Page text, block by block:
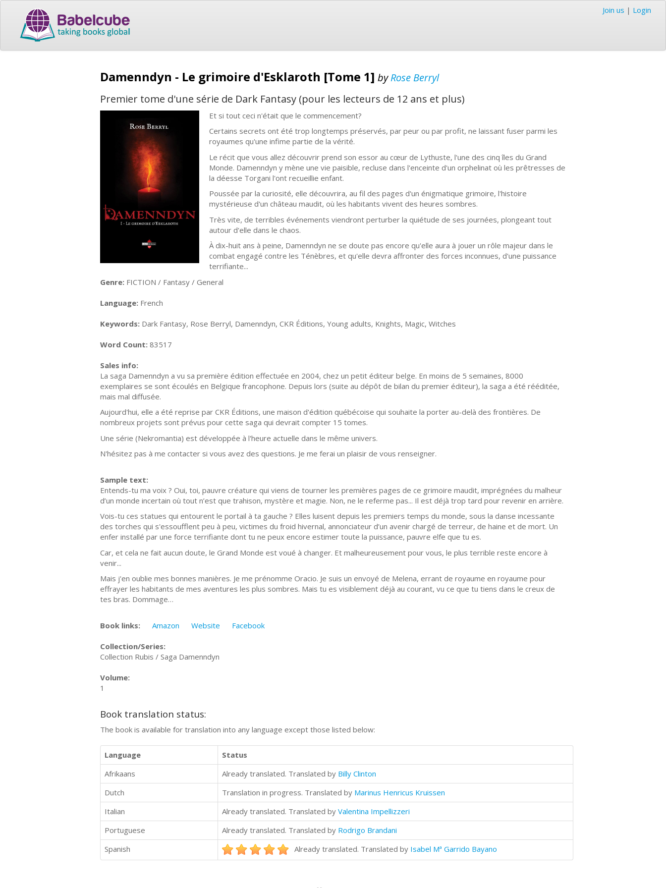
Join us | Login
Damenndyn - Le grimoire d'Esklaroth [Tome 1] byRose Berryl
Premier tome d'une série de Dark Fantasy (pour les lecteurs de 12 ans et plus)
Et si tout ceci n'était que le commencement?
Certains secrets ont été trop longtemps préservés, par peur ou par profit, ne laissant fuser parmi les
royaumes qu'une infime partie de la vérité.
Le récit que vous allez découvrir prend son essor au cœur de Lythuste, l'une des cinq îles du Grand
Monde. Damenndyn y mène une vie paisible, recluse dans l'enceinte d'un orphelinat où les prêtresses de
la déesse Torgani l'ont recueillie enfant.
Poussée par la curiosité, elle découvrira, au fil des pages d'un énigmatique grimoire, l'histoire
mystérieuse d'un château maudit, où les habitants vivent des heures sombres.
Très vite, de terribles événements viendront perturber la quiétude de ses journées, plongeant tout
autour d'elle dans le chaos.
À dix-huit ans à peine, Damenndyn ne se doute pas encore qu'elle aura à jouer un rôle majeur dans le
combat engagé contre les Ténèbres, et qu'elle devra affronter des forces inconnues, d'une puissance
terrifiante...
Genre: FICTION / Fantasy / General
Language: French
Keywords: Dark Fantasy, Rose Berryl, Damenndyn, CKR Éditions, Young adults, Knights, Magic, Witches
Word Count: 83517
Sales info:
La saga Damenndyn a vu sa première édition effectuée en 2004, chez un petit éditeur belge. En moins de 5 semaines, 8000
exemplaires se sont écoulés en Belgique francophone. Depuis lors (suite au dépôt de bilan du premier éditeur), la saga a été rééditée,
mais mal diffusée.
Aujourd'hui, elle a été reprise par CKR Éditions, une maison d'édition québécoise qui souhaite la porter au-delà des frontières. De
nombreux projets sont prévus pour cette saga qui devrait compter 15 tomes.
Une série (Nekromantia) est développée à l'heure actuelle dans le même univers.
N'hésitez pas à me contacter si vous avez des questions. Je me ferai un plaisir de vous renseigner.
Sample text:
Entends-tu ma voix ? Oui, toi, pauvre créature qui viens de tourner les premières pages de ce grimoire maudit, imprégnées du malheur
d’un monde incertain où tout n’est que trahison, mystère et magie. Non, ne le referme pas... Il est déjà trop tard pour revenir en arrière.
Vois-tu ces statues qui entourent le portail à ta gauche ? Elles luisent depuis les premiers temps du monde, sous la danse incessante
des torches qui s'essoufflent peu à peu, victimes du froid hivernal, annonciateur d’un avenir chargé de terreur, de haine et de mort. Un
enfer installé par une force terrifiante dont tu ne peux encore estimer toute la puissance, pauvre elfe que tu es.
Car, et cela ne fait aucun doute, le Grand Monde est voué à changer. Et malheureusement pour vous, le plus terrible reste encore à
venir...
Mais j'en oublie mes bonnes manières. Je me prénomme Oracio. Je suis un envoyé de Melena, errant de royaume en royaume pour
effrayer les habitants de mes aventures les plus sombres. Mais tu es visiblement déjà au courant, vu ce que tu tiens dans le creux de
tes bras. Dommage…
Book links: Amazon Website Facebook
Collection/Series:
Collection Rubis / Saga Damenndyn
Volume:
1
Book translation status:
The book is available for translation into any language except those listed below:
Language
Status
Afrikaans
Already translated. Translated by Billy Clinton
Dutch
Translation in progress. Translated by Marinus Henricus Kruissen
Italian
Already translated. Translated by Valentina Impellizzeri
Portuguese
Already translated. Translated by Rodrigo Brandani
Spanish
Already translated. Translated by Isabel Mª Garrido Bayano